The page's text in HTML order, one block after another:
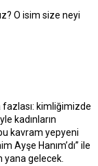
O isim size neyi
fazlası: kimliğimizde
kadınların
kavram yepyeni
Ayşe Hanım’dı” ile
yana gelecek.